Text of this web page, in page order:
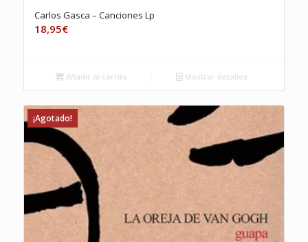
Carlos Gasca – Canciones Lp
18,95€
Añadir al carrito Mostrar detalles
¡Agotado!